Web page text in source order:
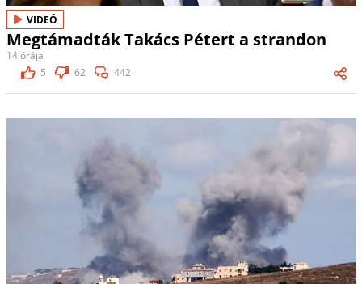
VIDEÓ
Megtámadták Takács Pétert a strandon
14 órája
5
62 442